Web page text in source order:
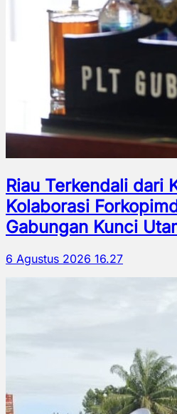
Riau Terkendali dari
Kolaborasi
Gabungan Kunci
6 Agustus 2026 16.27